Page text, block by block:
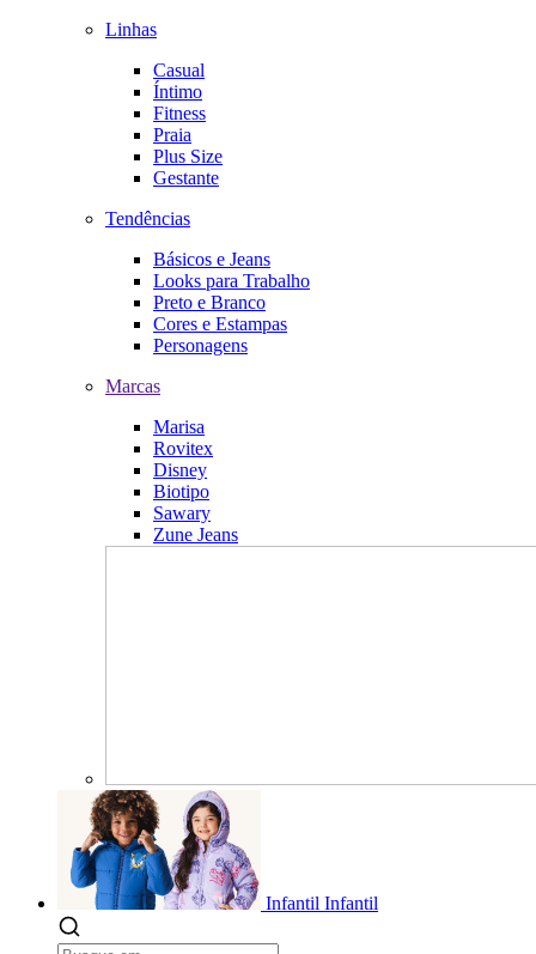
Linhas
Casual
Íntimo
Fitness
Praia
Plus Size
Gestante
Tendências
Básicos e Jeans
Looks para Trabalho
Preto e Branco
Cores e Estampas
Personagens
Marcas
Marisa
Rovitex
Disney
Biotipo
Sawary
Zune Jeans
Infantil Infantil